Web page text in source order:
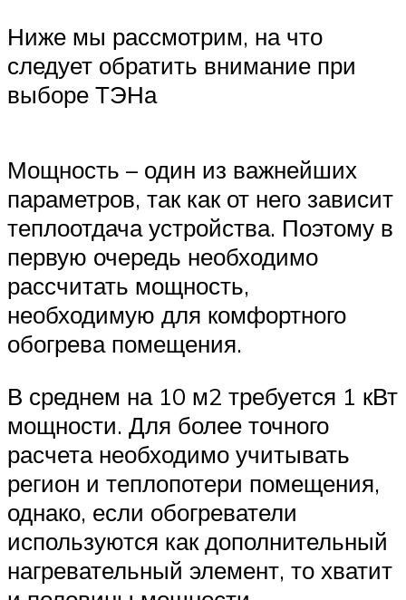
Ниже мы рассмотрим, на что
следует обратить внимание при
выборе ТЭНа
Мощность – один из важнейших
параметров, так как от него зависит
теплоотдача устройства. Поэтому в
первую очередь необходимо
рассчитать мощность,
необходимую для комфортного
обогрева помещения.
В среднем на 10 м2 требуется 1 кВт
мощности. Для более точного
расчета необходимо учитывать
регион и теплопотери помещения,
однако, если обогреватели
используются как дополнительный
нагревательный элемент, то хватит